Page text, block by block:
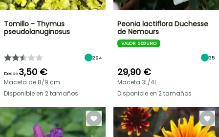
Tomillo - Thymus
pseudolanuginosus
294
Desde3,50 €
Maceta de 8/9 cm
Disponible en 2 tamaños
Peonia lactiflora Duchesse
de Nemours
VALOR SEGURO
35
29,90 €
Maceta 3L/4L
Disponible en 2 tamaños